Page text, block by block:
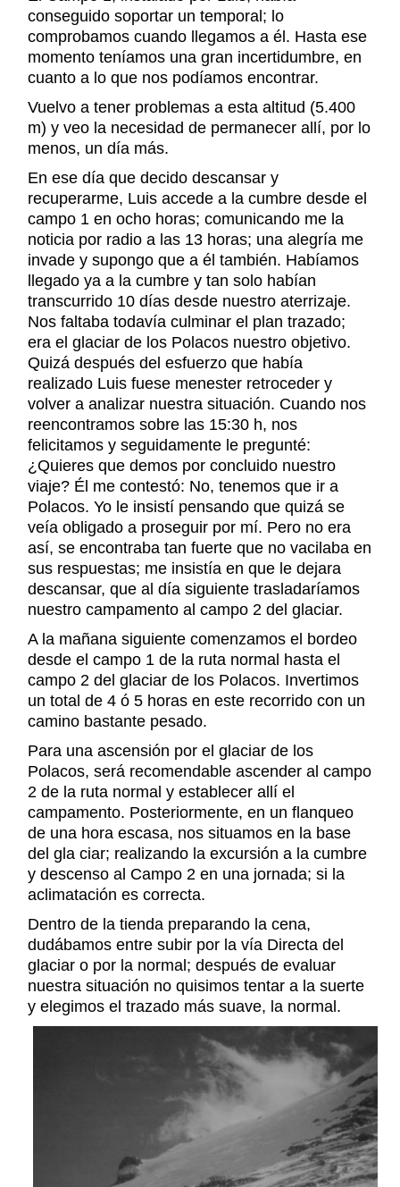
conseguido soportar un temporal; lo
comprobamos cuando llegamos a él. Hasta ese
momento teníamos una gran incertidumbre, en
cuanto a lo que nos podíamos encontrar.
Vuelvo a tener problemas a esta altitud (5.400
m) y veo la necesidad de permanecer allí, por lo
menos, un día más.
En ese día que decido descansar y
recuperarme, Luis accede a la cumbre desde el
campo 1 en ocho horas; comunicando me la
noticia por radio a las 13 horas; una alegría me
invade y supongo que a él también. Habíamos
llegado ya a la cumbre y tan solo habían
transcurrido 10 días desde nuestro aterrizaje.
Nos faltaba todavía culminar el plan trazado;
era el glaciar de los Polacos nuestro objetivo.
Quizá después del esfuerzo que había
realizado Luis fuese menester retroceder y
volver a analizar nuestra situación. Cuando nos
reencontramos sobre las 15:30 h, nos
felicitamos y seguidamente le pregunté:
¿Quieres que demos por concluido nuestro
viaje? Él me contestó: No, tenemos que ir a
Polacos. Yo le insistí pensando que quizá se
veía obligado a proseguir por mí. Pero no era
así, se encontraba tan fuerte que no vacilaba en
sus respuestas; me insistía en que le dejara
descansar, que al día siguiente trasladaríamos
nuestro campamento al campo 2 del glaciar.
A la mañana siguiente comenzamos el bordeo
desde el campo 1 de la ruta normal hasta el
campo 2 del glaciar de los Polacos. Invertimos
un total de 4 ó 5 horas en este recorrido con un
camino bastante pesado.
Para una ascensión por el glaciar de los
Polacos, será recomendable ascender al campo
2 de la ruta normal y establecer allí el
campamento. Posteriormente, en un flanqueo
de una hora escasa, nos situamos en la base
del gla ciar; realizando la excursión a la cumbre
y descenso al Campo 2 en una jornada; si la
aclimatación es correcta.
Dentro de la tienda preparando la cena,
dudábamos entre subir por la vía Directa del
glaciar o por la normal; después de evaluar
nuestra situación no quisimos tentar a la suerte
y elegimos el trazado más suave, la normal.